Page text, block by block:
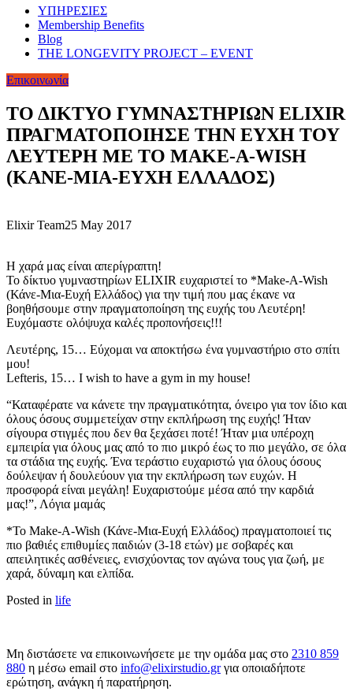
ΥΠΗΡΕΣΙΕΣ
Membership Benefits
Blog
THE LONGEVITY PROJECT – EVENT
Επικοινωνία
ΤΟ ΔΙΚΤΥΟ ΓΥΜΝΑΣΤΗΡΙΩΝ ELIXIR
ΠΡΑΓΜΑΤΟΠΟΙΗΣΕ ΤΗΝ ΕΥΧΗ ΤΟΥ
ΛΕΥΤΕΡΗ ΜΕ ΤΟ MAKE-A-WISH
(ΚΑΝΕ-ΜΙΑ-ΕΥΧΗ ΕΛΛΑΔΟΣ)
Elixir Team25 May 2017
Η χαρά μας είναι απερίγραπτη!
Το δίκτυο γυμναστηρίων ELIXIR ευχαριστεί το *Make-A-Wish
(Κάνε-Μια-Ευχή Ελλάδος) για την τιμή που μας έκανε να
βοηθήσουμε στην πραγματοποίηση της ευχής του Λευτέρη!
Ευχόμαστε ολόψυχα καλές προπονήσεις!!!
Λευτέρης, 15… Εύχομαι να αποκτήσω ένα γυμναστήριο στο σπίτι
μου!
Lefteris, 15… I wish to have a gym in my house!
“Καταφέρατε να κάνετε την πραγματικότητα, όνειρο για τον ίδιο και
όλους όσους συμμετείχαν στην εκπλήρωση της ευχής! Ήταν
σίγουρα στιγμές που δεν θα ξεχάσει ποτέ! Ήταν μια υπέροχη
εμπειρία για όλους μας από το πιο μικρό έως το πιο μεγάλο, σε όλα
τα στάδια της ευχής. Ένα τεράστιο ευχαριστώ για όλους όσους
δούλεψαν ή δουλεύουν για την εκπλήρωση των ευχών. Η
προσφορά είναι μεγάλη! Ευχαριστούμε μέσα από την καρδιά
μας!”, Λόγια μαμάς
*To Μake-A-Wish (Κάνε-Μια-Ευχή Ελλάδος) πραγματοποιεί τις
πιο βαθιές επιθυμίες παιδιών (3-18 ετών) με σοβαρές και
απειλητικές ασθένειες, ενισχύοντας τον αγώνα τους για ζωή, με
χαρά, δύναμη και ελπίδα.
Posted in life
Μη διστάσετε να επικοινωνήσετε με την ομάδα μας στο 2310 859
880 η μέσω email στο info@elixirstudio.grγια οποιαδήποτε
ερώτηση, ανάγκη ή παρατήρηση.